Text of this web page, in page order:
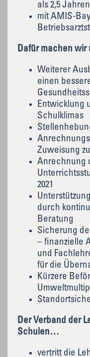
als 2,5
mit AMIS-
Dafür machen wir
Weiterer
einen
Entwicklung
Schulklimas
Zuweisung
Anrechnung
2021
durch
Beratung
Sicherung
– finanzielle
und
für die
Kürzere
Der Verband der
Schulen…
vertritt die